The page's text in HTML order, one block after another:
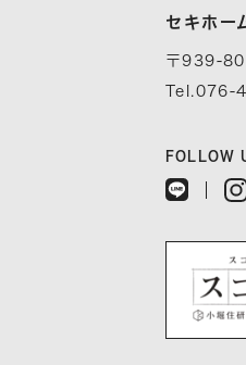
セキホー
〒939-
FOLLOW